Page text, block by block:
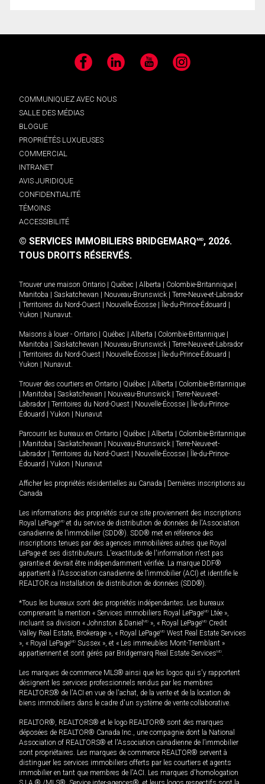
Facebook LinkedIn YouTube Instagram
COMMUNIQUEZ AVEC NOUS
SALLE DES MÉDIAS
BLOGUE
PROPRIÉTÉS LUXUEUSES
COMMERCIAL
INTRANET
AVIS JURIDIQUE
CONFIDENTIALITÉ
TÉMOINS
ACCESSIBILITÉ
© SERVICES IMMOBILIERS BRIDGEMARQMD, 2026.
TOUS DROITS RÉSERVÉS.
Trouver une maison Ontario Québec Alberta Colombie-Britannique
Manitoba
Saskatchewan Nouveau-Brunswick
Terre-Neuve-et-Labrador
Territoires du Nord-Ouest Nouvelle-Écosse Île-du-Prince-Édouard
Yukon
Nunavut.
Maisons à louer - Ontario Québec Alberta Colombie-Britannique
Manitoba
Saskatchewan Nouveau-Brunswick
Terre-Neuve-et-Labrador
Territoires du Nord-Ouest Nouvelle-Écosse Île-du-Prince-Édouard
Yukon
Nunavut.
Trouver des courtiers en Ontario Québec Alberta
Colombie-Britannique
Manitoba Saskatchewan Nouveau-Brunswick
Terre-Neuve-et-
Labrador
Territoires du Nord-Ouest Nouvelle-Écosse
Île-du-Prince-
Édouard
Yukon Nunavut
Parcourir les bureaux en Ontario Québec Alberta
Colombie-Britannique
Manitoba Saskatchewan Nouveau-Brunswick
Terre-Neuve-et-
Labrador
Territoires du Nord-Ouest Nouvelle-Écosse
Île-du-Prince-
Édouard
Yukon Nunavut
Afficher les propriétés résidentielles au Canada
Dernières inscriptions au
Canada
Les informations des propriétés sur ce site proviennent des inscriptions
Royal LePageMD et du service de distribution de données de l'Association
canadienne de l’immobilier (SDD®). SDD® met en référence des
inscriptions tenues par des agences immobilières autres que Royal
LePage et ses distributeurs. L'exactitude de l'information n'est pas
garantie et devrait être indépendamment vérifiée. La marque DDF®
appartient à l'Association canadienne de l’immobilier (ACI) et identifie le
REALTOR.ca Installation de distribution de données (SDD®).
*Tous les bureaux sont des propriétés indépendantes. Les bureaux
comprenant la mention « Services immobiliers Royal LePageMD Ltée »,
incluant sa division « Johnston & Daniel MD », « Royal LePageMD Credit
Valley Real Estate, Brokerage », « Royal LePageMD West Real Estate Services
», « Royal LePageMD Sussex », et « Les immeubles Mont-Tremblant »
appartiennent et sont gérés par Bridgemarq Real Estate ServicesMD.
Les marques de commerce MLS® ainsi que les logos qui s'y rapportent
désignent les services professionnels rendus par les membres
REALTORS® de l'ACI en vue de l'achat, de la vente et de la location de
biens immobiliers dans le cadre d'un système de vente collaborative.
REALTOR®, REALTORS® et le logo REALTOR® sont des marques
déposées de REALTOR® Canada Inc., une compagnie dont la National
Association of REALTORS® et l'Association canadienne de l’immobilier
sont propriétaires. Les marques de commerce REALTOR® servent à
distinguer les services immobiliers offerts par les courtiers et agents
immobilier en tant que membres de l'ACI. Les marques d'homologation